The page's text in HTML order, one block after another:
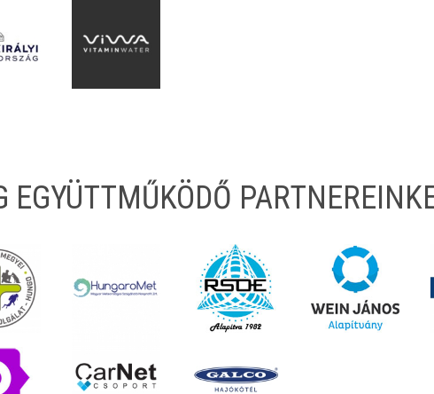
EGYÜTTMŰKÖDŐ